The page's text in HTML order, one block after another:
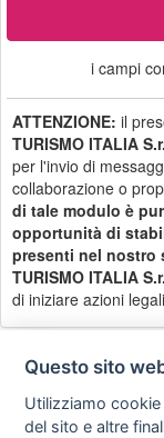
i campi
ATTENZIONE: il
TURISMO ITALIA
per l'invio di
collaborazione o
di tale modulo è
opportunità di
presenti nel nostro
TURISMO ITALIA
di iniziare azioni
Privacy
policy
Questo sito
Utilizziamo
del sito e altre